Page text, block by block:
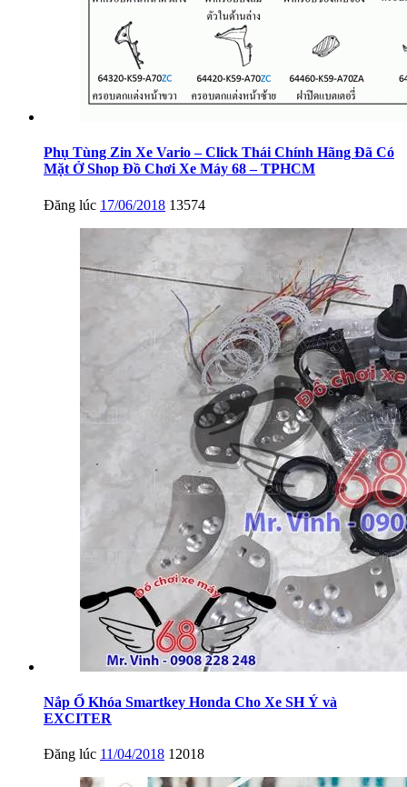
Phụ Tùng Zin Xe Vario – Click Thái Chính Hãng Đã Có
Mặt Ở Shop Đồ Chơi Xe Máy 68 – TPHCM
Đăng lúc 17/06/2018 13574
Nắp Ổ Khóa Smartkey Honda Cho Xe SH Ý và
EXCITER
Đăng lúc 11/04/2018 12018